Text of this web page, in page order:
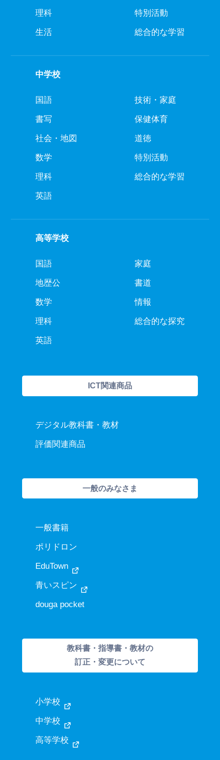
理科
生活
特別活動
総合的な学習
中学校
国語
書写
社会・地図
数学
理科
英語
技術・家庭
保健体育
道徳
特別活動
総合的な学習
高等学校
国語
地歴公
数学
理科
英語
家庭
書道
情報
総合的な探究
ICT関連商品
デジタル教科書・教材
評価関連商品
一般のみなさま
一般書籍
ポリドロン
EduTown
青いスピン
douga pocket
教科書・指導書・教材の
訂正・変更について
小学校
中学校
高等学校